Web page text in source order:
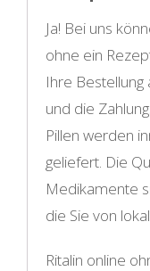
Ja! Bei uns
ohne ein
Ihre
und die
Pillen werden
geliefert. Die
Medikamente
die Sie von
Ritalin online